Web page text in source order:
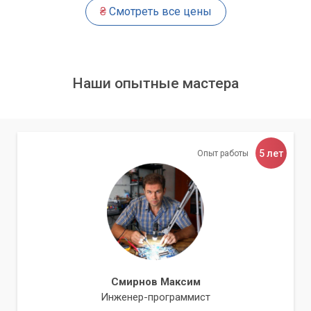
производительность и должны быть совместимы с
процессором и чипсетом.
Замена оперативной памяти – это, на первый взгляд,
от проверенных
Наши техники выполнят замену в несколько этапов:
Отключение устройства от сети и извлечение
аккумуляторной батареи (для ноутбуков).
Аккуратное вскрытие корпуса.
Извлечение старого модуля памяти.
₴Смотреть все цены
Наши опытные мастера
Опыт работы 5 лет
Смирнов Максим
Инженер-программист